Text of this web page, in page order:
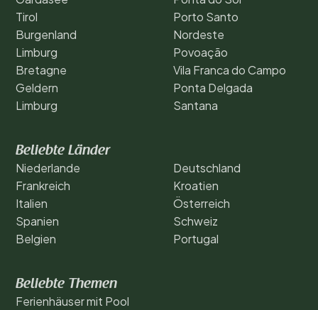
Tirol
Burgenland
Limburg
Bretagne
Geldern
Limburg
Porto Santo
Nordeste
Povoação
Vila Franca do Campo
Ponta Delgada
Santana
Beliebte Länder
Niederlande
Frankreich
Italien
Spanien
Belgien
Deutschland
Kroatien
Österreich
Schweiz
Portugal
Beliebte Themen
Ferienhäuser mit Pool